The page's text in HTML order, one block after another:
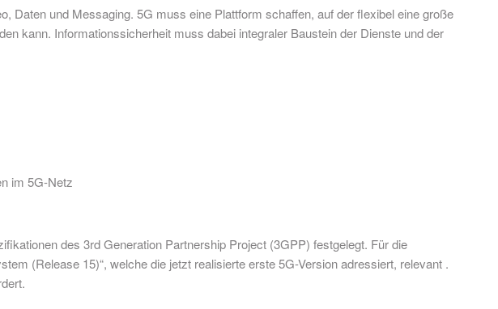
Daten und Messaging. 5G muss eine Plattform schaffen, auf der flexibel eine große
kann. Informationssicherheit muss dabei integraler Baustein der Dienste und der
im 5G-Netz
des 3rd Generation Partnership Project (3GPP) festgelegt. Für die
(Release 15)“, welche die jetzt realisierte erste 5G-Version adressiert, relevant .